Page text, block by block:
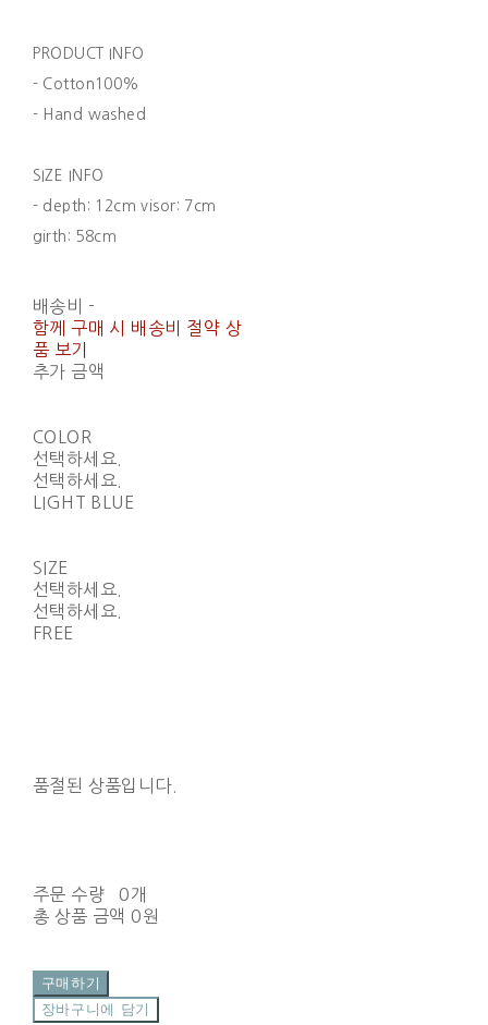
PRODUCT INFO
- Cotton100%
- Hand washed
SIZE INFO
- depth: 12cm visor: 7cm
girth: 58cm
배송비 -
함께 구매 시 배송비 절약 상
품 보기
추가 금액
COLOR
선택하세요.
선택하세요.
LIGHT BLUE
SIZE
선택하세요.
선택하세요.
FREE
품절된 상품입니다.
주문 수량
0개
총 상품 금액 0원
구매하기
장바구니에 담기